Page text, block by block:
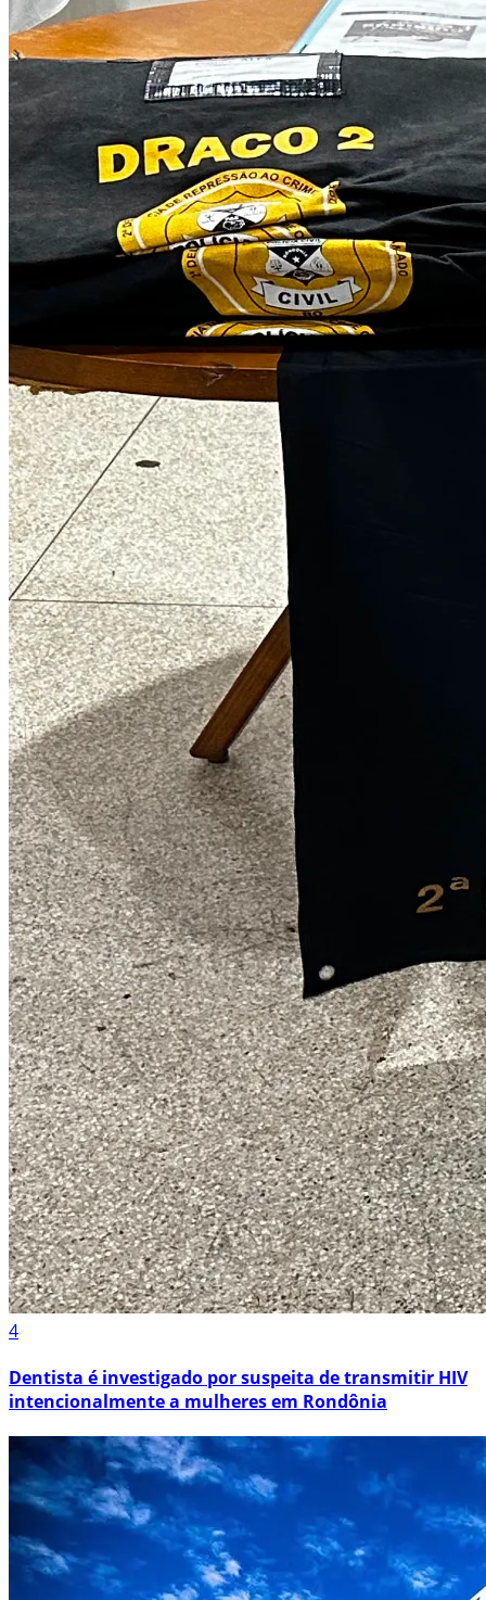
4
Dentista é investigado por suspeita de transmitir HIV
intencionalmente a mulheres em Rondônia